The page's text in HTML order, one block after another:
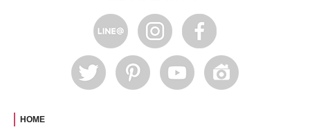
HOME